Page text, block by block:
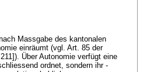
Massgabe des kantonalen
einräumt (vgl. Art. 85 der
Über Autonomie verfügt eine
ordnet, sondern ihr -